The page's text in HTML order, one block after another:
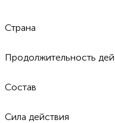
Страна
Продолжительность
Состав
Сила действия